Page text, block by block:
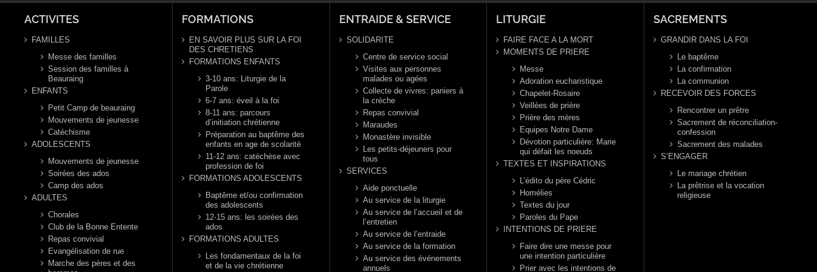
ACTIVITES
FAMILLES
Messe des familles
Session des familles à
Beauraing
ENFANTS
Petit Camp de beauraing
Mouvements de jeunesse
Catéchisme
ADOLESCENTS
Mouvements de jeunesse
Soirées des ados
Camp des ados
ADULTES
Chorales
Club de la Bonne Entente
Repas convivial
Evangélisation de rue
Marche des pères et des
FORMATIONS
EN SAVOIR PLUS SUR LA FOI
DES CHRETIENS
FORMATIONS ENFANTS
3-10 ans: Liturgie de la
Parole
6-7 ans: éveil à la foi
8-11 ans: parcours
d’initiation chrétienne
Préparation au baptême des
enfants en age de scolarité
11-12 ans: catéchèse avec
profession de foi
FORMATIONS ADOLESCENTS
Baptême et/ou confirmation
des adolescents
12-15 ans: les soirées des
ados
FORMATIONS ADULTES
Les fondamentaux de la foi
et de la vie chrétienne
ENTRAIDE & SERVICE
SOLIDARITE
Centre de service social
Visites aux personnes
malades ou agées
Collecte de vivres: paniers à
la crèche
Repas convivial
Maraudes
Monastère invisible
Les petits-déjeuners pour
tous
SERVICES
Aide ponctuelle
Au service de la liturgie
Au service de l’accueil et de
l’entretien
Au service de l’entraide
Au service de la formation
Au service des événements
annuels
LITURGIE
FAIRE FACE A LA MORT
MOMENTS DE PRIERE
Messe
Adoration eucharistique
Chapelet-Rosaire
Veillées de prière
Prière des mères
Equipes Notre Dame
Dévotion particulière: Marie
qui défait les noeuds
TEXTES ET INSPIRATIONS
L’édito du père Cédric
Homélies
Textes du jour
Paroles du Pape
INTENTIONS DE PRIERE
Faire dire une messe pour
une intention particulière
Prier avec les intentions de
SACREMENTS
GRANDIR DANS LA FOI
Le baptême
La confirmation
La communion
RECEVOIR DES FORCES
Rencontrer un prêtre
Sacrement de réconciliation-
confession
Sacrement des malades
S’ENGAGER
Le mariage chrétien
La prêtrise et la vocation
religieuse